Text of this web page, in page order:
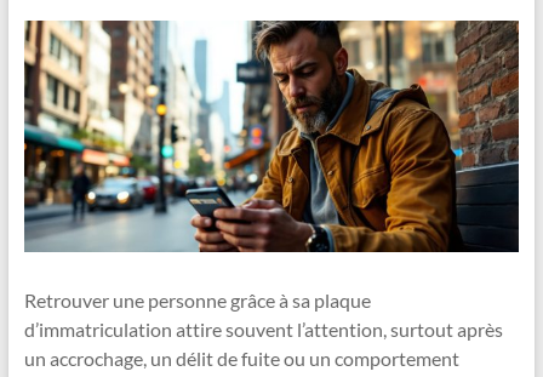
Retrouver une personne grâce à sa plaque
d’immatriculation attire souvent l’attention, surtout après
un accrochage, un délit de fuite ou un comportement